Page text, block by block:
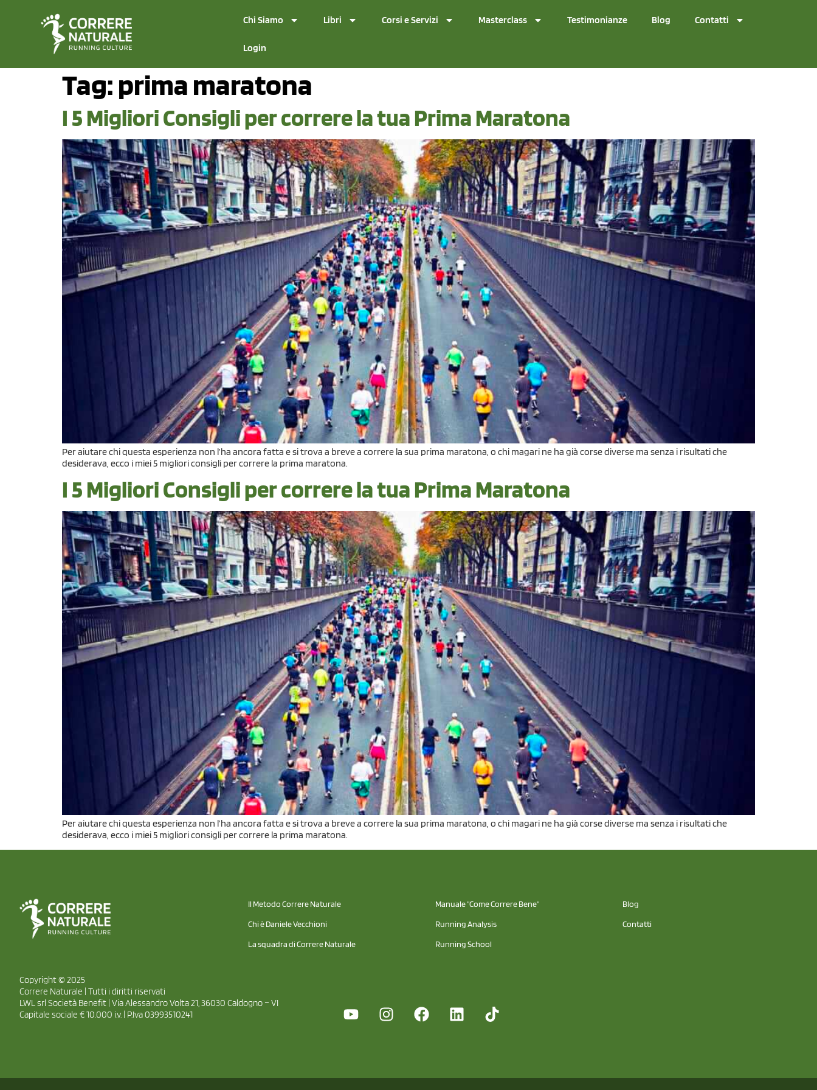
Chi Siamo Libri Corsi e Servizi Masterclass Testimonianze Blog Contatti
Login
Tag:prima maratona
I 5 Migliori Consigli per correre la tua Prima Maratona
Per aiutare chi questa esperienza non l’ha ancora fatta e si trova a breve a correre la sua prima maratona, o chi magari ne ha già corse diverse ma senza i risultati che
desiderava, ecco i miei 5 migliori consigli per correre la prima maratona.
I 5 Migliori Consigli per correre la tua Prima Maratona
Per aiutare chi questa esperienza non l’ha ancora fatta e si trova a breve a correre la sua prima maratona, o chi magari ne ha già corse diverse ma senza i risultati che
desiderava, ecco i miei 5 migliori consigli per correre la prima maratona.
Il Metodo Correre Naturale
Chi è Daniele Vecchioni
La squadra di Correre Naturale
Manuale "Come Correre Bene"
Running Analysis
Running School
Blog
Contatti
Copyright © 2025
Correre Naturale | Tutti i diritti riservati
LWL srl Società Benefit | Via Alessandro Volta 21, 36030 Caldogno – VI
Capitale sociale € 10.000 i.v. | P.Iva 03993510241